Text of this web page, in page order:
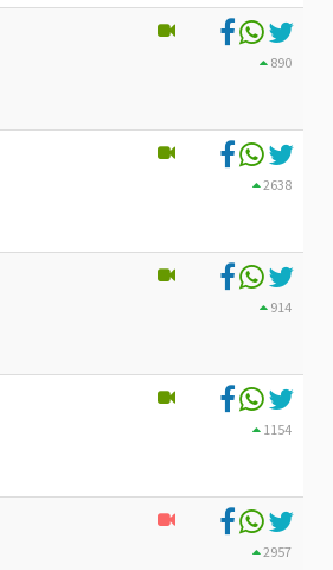
890
2638
914
1154
2957